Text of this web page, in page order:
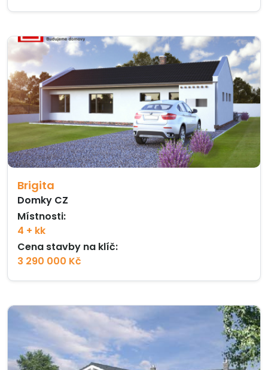
Brigita
Domky CZ
Místnosti:
4 + kk
Cena stavby na klíč:
3 290 000 Kč